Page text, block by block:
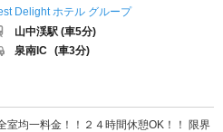
Delight ホテル グループ
山中渓駅 (車5分)
泉南IC (車3分)
一料金！！２４時間休憩OK！！ 限界